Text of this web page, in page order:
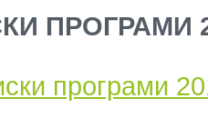
ПРОГРАМИ
програми